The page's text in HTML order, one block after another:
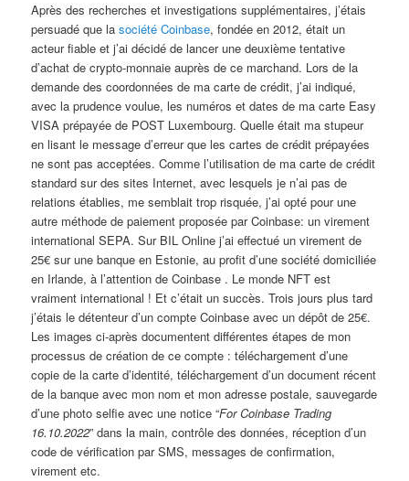
Après des recherches et investigations supplémentaires, j’étais
persuadé que lasociété Coinbase, fondée en 2012, était un
acteur fiable et j’ai décidé de lancer une deuxième tentative
d’achat de crypto-monnaie auprès de ce marchand. Lors de la
demande des coordonnées de ma carte de crédit, j’ai indiqué,
avec la prudence voulue, les numéros et dates de ma carte Easy
VISA prépayée de POST Luxembourg. Quelle était ma stupeur
en lisant le message d’erreur que les cartes de crédit prépayées
ne sont pas acceptées. Comme l’utilisation de ma carte de crédit
standard sur des sites Internet, avec lesquels je n’ai pas de
relations établies, me semblait trop risquée, j’ai opté pour une
autre méthode de paiement proposée par Coinbase: un virement
international SEPA. Sur BIL Online j’ai effectué un virement de
25€ sur une banque en Estonie, au profit d’une société domiciliée
en Irlande, à l’attention de Coinbase . Le monde NFT est
vraiment international ! Et c’était un succès. Trois jours plus tard
j’étais le détenteur d’un compte Coinbase avec un dépôt de 25€.
Les images ci-après documentent différentes étapes de mon
processus de création de ce compte : téléchargement d’une
copie de la carte d’identité, téléchargement d’un document récent
de la banque avec mon nom et mon adresse postale, sauvegarde
d’une photo selfie avec une notice “For Coinbase Trading
16.10.2022” dans la main, contrôle des données, réception d’un
code de vérification par SMS, messages de confirmation,
virement etc.